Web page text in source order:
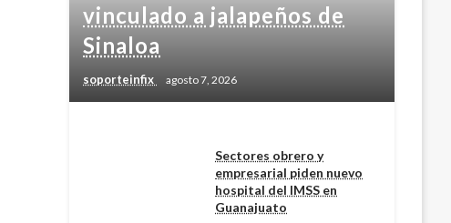
vinculado a jalapeños de
Sinaloa
soporteinfix agosto 7, 2026
Sectores obrero y
empresarial piden nuevo
hospital del IMSS en
Guanajuato